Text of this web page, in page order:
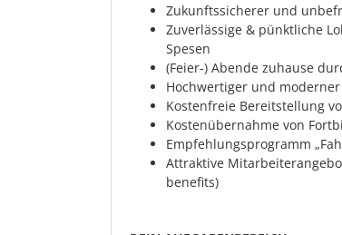
Zukunftssicherer und
Zuverlässige & pünktliche
Spesen
(Feier-) Abende zuhause
Hochwertiger und
Kostenfreie Bereitstellung
Kostenübernahme von
Empfehlungsprogramm
Attraktive
benefits)